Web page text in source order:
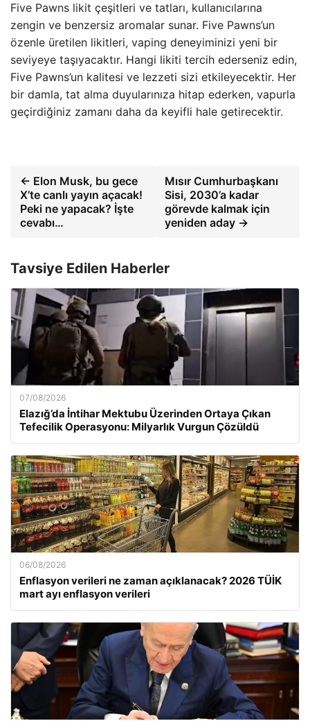
Five Pawns likit çeşitleri ve tatları, kullanıcılarına
zengin ve benzersiz aromalar sunar. Five Pawns’un
özenle üretilen likitleri, vaping deneyiminizi yeni bir
seviyeye taşıyacaktır. Hangi likiti tercih ederseniz edin,
Five Pawns’un kalitesi ve lezzeti sizi etkileyecektir. Her
bir damla, tat alma duyularınıza hitap ederken, vapurla
geçirdiğiniz zamanı daha da keyifli hale getirecektir.
← Elon Musk, bu gece
X’te canlı yayın açacak!
Peki ne yapacak? İşte
cevabı…
Mısır Cumhurbaşkanı
Sisi, 2030’a kadar
görevde kalmak için
yeniden aday →
Tavsiye Edilen Haberler
07/08/2026
Elazığ’da İntihar Mektubu Üzerinden Ortaya Çıkan
Tefecilik Operasyonu: Milyarlık Vurgun Çözüldü
06/08/2026
Enflasyon verileri ne zaman açıklanacak? 2026 TÜİK
mart ayı enflasyon verileri